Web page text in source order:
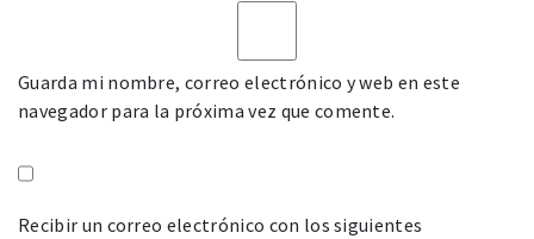
Guarda mi nombre, correo electrónico y web en este
navegador para la próxima vez que comente.
Recibir un correo electrónico con los siguientes